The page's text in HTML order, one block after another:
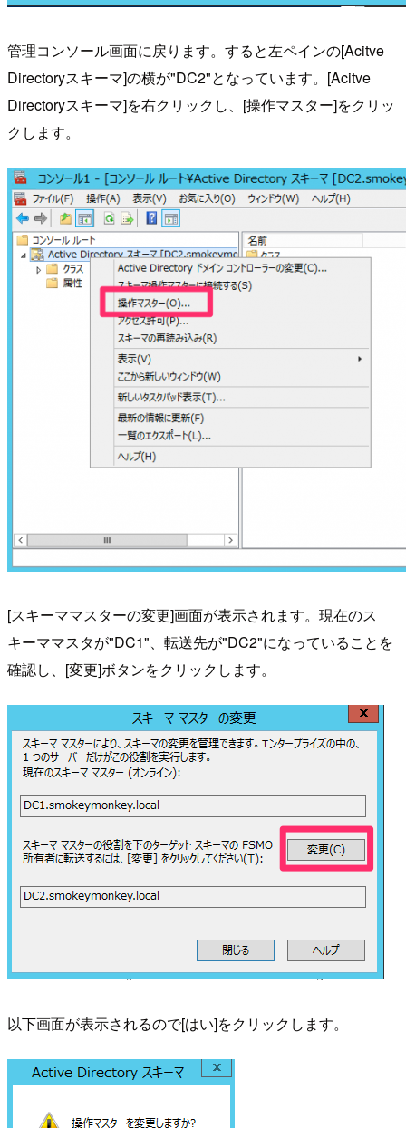
管理コンソール画面に戻ります。すると左ペインの[Acitve
Directoryスキーマ]の横が"DC2"となっています。[Acitve
Directoryスキーマ]を右クリックし、[操作マスター]をクリッ
クします。
[スキーママスターの変更]画面が表示されます。現在のス
キーママスタが"DC1"、転送先が"DC2"になっていることを
確認し、[変更]ボタンをクリックします。
以下画面が表示されるので[はい]をクリックします。